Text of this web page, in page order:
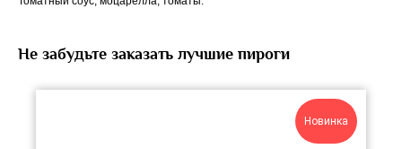
Не забудьте заказать лучшие пироги
Новинка